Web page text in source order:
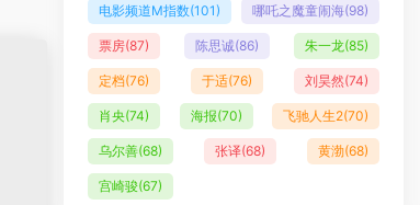
电影频道M指数(101) 哪吒之魔童闹海(98)
票房(87) 陈思诚(86) 朱一龙(85)
定档(76) 于适(76) 刘昊然(74)
肖央(74) 海报(70) 飞驰人生2(70)
乌尔善(68) 张译(68) 黄渤(68)
宫崎骏(67)